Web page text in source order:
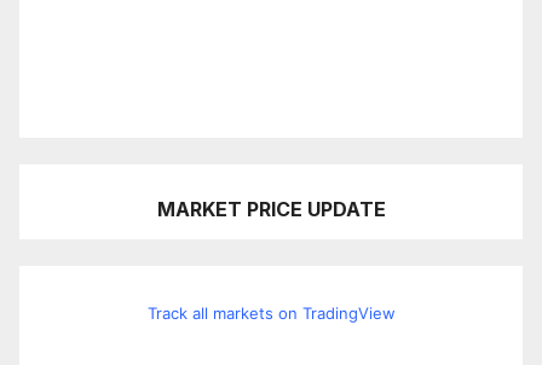
MARKET PRICE UPDATE
Track all markets on TradingView